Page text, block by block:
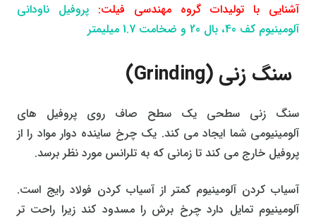
آشنایی با تولیدات گروه مهندسی فیلت: پروفیل ناودانی
آلومینیوم کف 40، بال 20 و ضخامت 1.7 میلیمتر
سنگ زنی (Grinding)
سنگ زنی سطحی یک سطح صاف روی پروفیل های
آلومینیومی شما ایجاد می کند. یک چرخ ساینده دوار مواد را از
پروفیل خارج می کند تا زمانی که به تلرانس مورد نظر برسد.
آسیاب کردن آلومینیوم کمتر از آسیاب کردن فولاد رایج است.
آلومینیوم تمایل دارد چرخ برش را مسدود کند زیرا راحت تر